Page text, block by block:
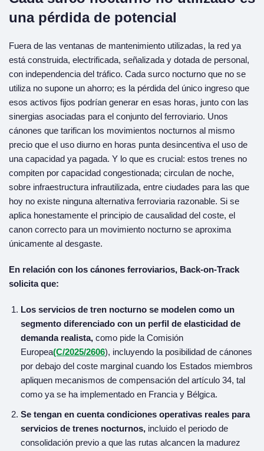
una pérdida de potencial
Fuera de las ventanas de mantenimiento utilizadas, la red ya
está construida, electrificada, señalizada y dotada de personal,
con independencia del tráfico. Cada surco nocturno que no se
utiliza no supone un ahorro; es la pérdida del único ingreso que
esos activos fijos podrían generar en esas horas, junto con las
sinergias asociadas para el conjunto del ferroviario. Unos
cánones que tarifican los movimientos nocturnos al mismo
precio que el uso diurno en horas punta desincentiva el uso de
una capacidad ya pagada. Y lo que es crucial: estos trenes no
compiten por capacidad congestionada; circulan de noche,
sobre infraestructura infrautilizada, entre ciudades para las que
hoy no existe ninguna alternativa ferroviaria razonable. Si se
aplica honestamente el principio de causalidad del coste, el
canon correcto para un movimiento nocturno se aproxima
únicamente al desgaste.
En relación con los cánones ferroviarios, Back-on-Track
solicita que:
Los servicios de tren nocturno se modelen como un
segmento diferenciado con un perfil de elasticidad de
demanda realista, como pide la Comisión
Europea(C/2025/2606), incluyendo la posibilidad de cánones
por debajo del coste marginal cuando los Estados miembros
apliquen mecanismos de compensación del artículo 34, tal
como ya se ha implementado en Francia y Bélgica.
Se tengan en cuenta condiciones operativas reales para
servicios de trenes nocturnos, incluido el periodo de
consolidación previo a que las rutas alcancen la madurez